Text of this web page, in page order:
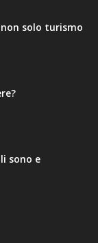
solo turismo
sono e